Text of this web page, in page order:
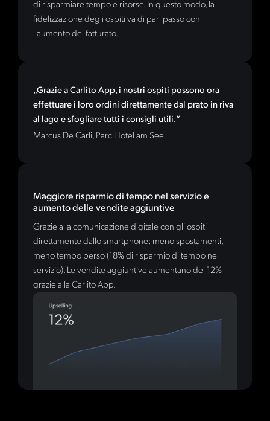
di risparmiare tempo e risorse. In questo modo, la
fidelizzazione degli ospiti va di pari passo con
l'aumento del fatturato.
„Grazie a Carlito App, i nostri ospiti possono ora
effettuare i loro ordini direttamente dal prato in riva
al lago e sfogliare tutti i consigli utili.“
Marcus De Carli, Parc Hotel am See
Maggiore risparmio di tempo nel servizio e
aumento delle vendite aggiuntive
Grazie alla comunicazione digitale con gli ospiti
direttamente dallo smartphone: meno spostamenti,
meno tempo perso (18% di risparmio di tempo nel
servizio). Le vendite aggiuntive aumentano del 12%
grazie alla Carlito App.